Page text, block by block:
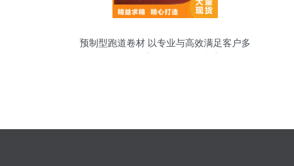
预制型跑道卷材 以专业与高效满足客户多